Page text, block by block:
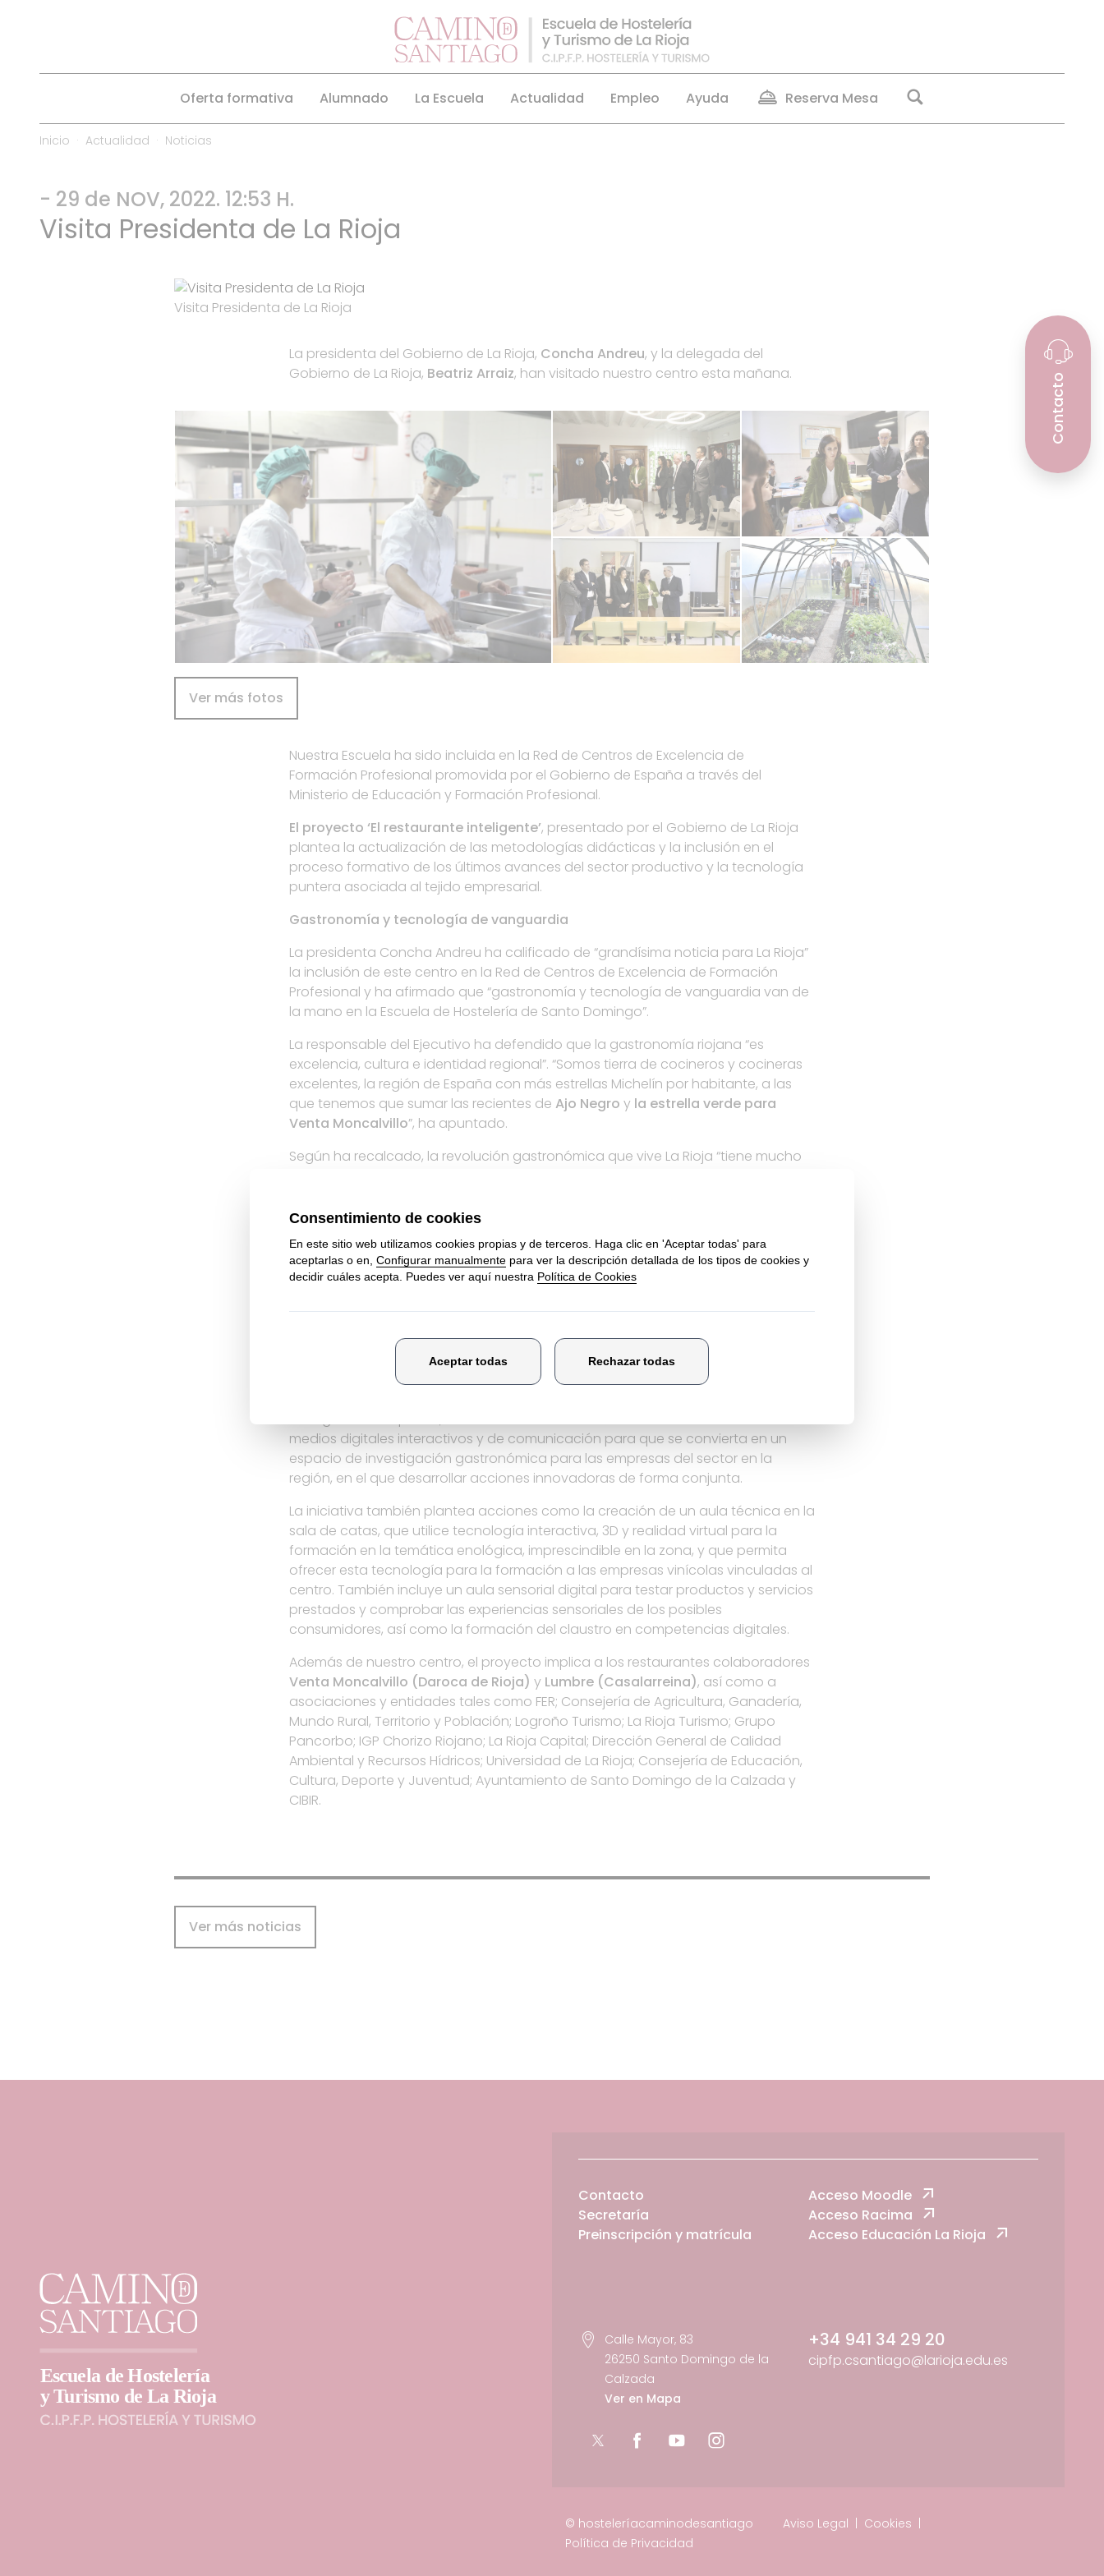
Oferta formativa Alumnado La Escuela Actualidad Empleo Ayuda Reserva Mesa
Inicio Actualidad Noticias
- 29 de NOV, 2022. 12:53 H.
Visita Presidenta de La Rioja
Visita Presidenta de La Rioja
La presidenta del Gobierno de La Rioja, Concha Andreu, y la delegada del
Gobierno de La Rioja, Beatriz Arraiz, han visitado nuestro centro esta mañana.
Ver más fotos
Nuestra Escuela ha sido incluida en la Red de Centros de Excelencia de
Formación Profesional promovida por el Gobierno de España a través del
Ministerio de Educación y Formación Profesional.
El proyecto ‘El restaurante inteligente’, presentado por el Gobierno de La Rioja
plantea la actualización de las metodologías didácticas y la inclusión en el
proceso formativo de los últimos avances del sector productivo y la tecnología
puntera asociada al tejido empresarial.
Gastronomía y tecnología de vanguardia
La presidenta Concha Andreu ha calificado de “grandísima noticia para La Rioja”
la inclusión de este centro en la Red de Centros de Excelencia de Formación
Profesional y ha afirmado que “gastronomía y tecnología de vanguardia van de
la mano en la Escuela de Hostelería de Santo Domingo”.
La responsable del Ejecutivo ha defendido que la gastronomía riojana “es
excelencia, cultura e identidad regional”. “Somos tierra de cocineros y cocineras
excelentes, la región de España con más estrellas Michelín por habitante, a las
que tenemos que sumar las recientes de Ajo Negro y la estrella verde para
Venta Moncalvillo”, ha apuntado.
Según ha recalcado, la revolución gastronómica que vive La Rioja “tiene mucho
Profesional en La Rioja es una opción educativa de enorme calidad, muy
práctica, ligada a la realidad del día a día de las empresas y con una altísima
empleabilidad. La FP va a ser una de las claves de la transformación productiva y
del crecimiento económico en La Rioja a medio y largo plazo”, ha remarcado.
Acciones de ‘El restaurante inteligente’
El proyecto ‘El restaurante inteligente’ contempla talleres de cocina y pastelería
de tecnología digital como tele comanda, vídeo grabación en directo,
impresoras de 3D o pizarra digital; la inclusión en el taller restaurante y cafetería
medios digitales interactivos y de comunicación para que se convierta en un
espacio de investigación gastronómica para las empresas del sector en la
región, en el que desarrollar acciones innovadoras de forma conjunta.
La iniciativa también plantea acciones como la creación de un aula técnica en la
sala de catas, que utilice tecnología interactiva, 3D y realidad virtual para la
formación en la temática enológica, imprescindible en la zona, y que permita
ofrecer esta tecnología para la formación a las empresas vinícolas vinculadas al
centro. También incluye un aula sensorial digital para testar productos y servicios
prestados y comprobar las experiencias sensoriales de los posibles
consumidores, así como la formación del claustro en competencias digitales.
Además de nuestro centro, el proyecto implica a los restaurantes colaboradores
Venta Moncalvillo (Daroca de Rioja) y Lumbre (Casalarreina), así como a
asociaciones y entidades tales como FER; Consejería de Agricultura, Ganadería,
Mundo Rural, Territorio y Población; Logroño Turismo; La Rioja Turismo; Grupo
Pancorbo; IGP Chorizo Riojano; La Rioja Capital; Dirección General de Calidad
Ambiental y Recursos Hídricos; Universidad de La Rioja; Consejería de Educación,
Cultura, Deporte y Juventud; Ayuntamiento de Santo Domingo de la Calzada y
CIBIR.
Ver más noticias
Contacto
Secretaría
Preinscripción y matrícula
Acceso Moodle
Acceso Racima
Acceso Educación La Rioja
Calle Mayor, 83
26250 Santo Domingo de la
Calzada
Ver en Mapa
+34 941 34 29 20
cipfp.csantiago@larioja.edu.es
© hosteleríacaminodesantiago Aviso Legal | Cookies |
Política de Privacidad
Contacto